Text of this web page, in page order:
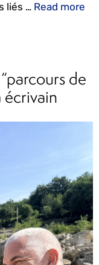
liés … Read more
de
écrivain